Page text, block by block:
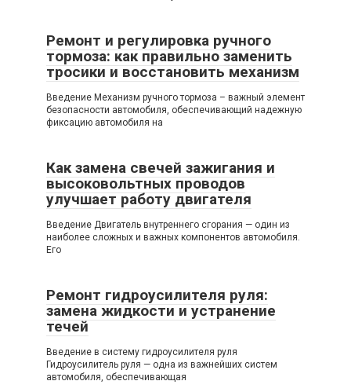
Ремонт и регулировка ручного
тормоза: как правильно заменить
тросики и восстановить механизм
Введение Механизм ручного тормоза – важный элемент
безопасности автомобиля, обеспечивающий надежную
фиксацию автомобиля на
Как замена свечей зажигания и
высоковольтных проводов
улучшает работу двигателя
Введение Двигатель внутреннего сгорания — один из
наиболее сложных и важных компонентов автомобиля.
Его
Ремонт гидроусилителя руля:
замена жидкости и устранение
течей
Введение в систему гидроусилителя руля
Гидроусилитель руля — одна из важнейших систем
автомобиля, обеспечивающая